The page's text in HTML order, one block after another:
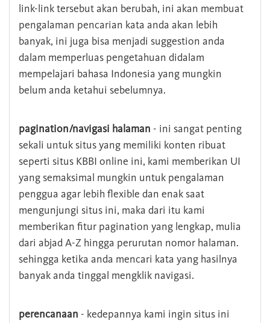
link-link tersebut akan berubah, ini akan membuat
pengalaman pencarian kata anda akan lebih
banyak, ini juga bisa menjadi suggestion anda
dalam memperluas pengetahuan didalam
mempelajari bahasa Indonesia yang mungkin
belum anda ketahui sebelumnya.
pagination/navigasi halaman - ini sangat penting
sekali untuk situs yang memiliki konten ribuat
seperti situs KBBI online ini, kami memberikan UI
yang semaksimal mungkin untuk pengalaman
penggua agar lebih flexible dan enak saat
mengunjungi situs ini, maka dari itu kami
memberikan fitur pagination yang lengkap, mulia
dari abjad A-Z hingga perurutan nomor halaman.
sehingga ketika anda mencari kata yang hasilnya
banyak anda tinggal mengklik navigasi.
perencanaan - kedepannya kami ingin situs ini